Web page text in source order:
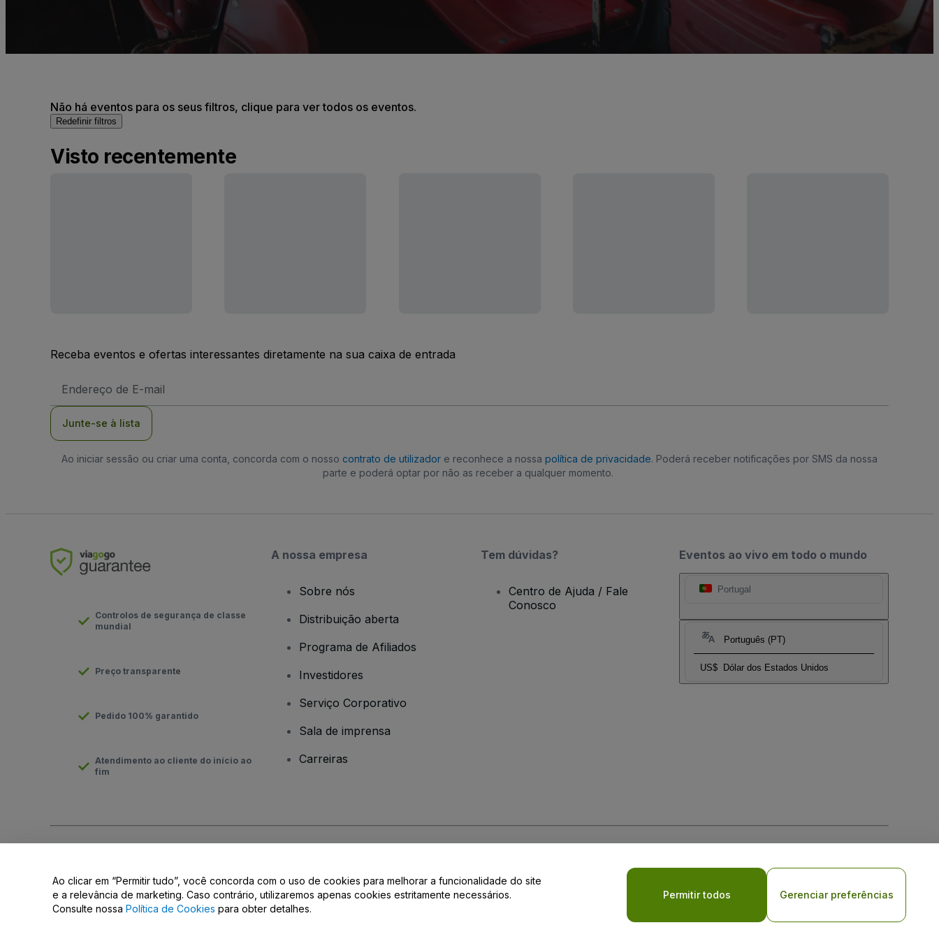
Não há eventos para os seus filtros, clique para ver todos os eventos.
Redefinir filtros
Visto recentemente
Receba eventos e ofertas interessantes diretamente na sua caixa de entrada
de
Junte-se à lista
Ao iniciar sessão ou criar uma conta, concorda com o nosso contrato de utilizador e reconhece a nossa política de privacidade. Poderá receber notificações por SMS da nossa
parte e poderá optar por não as receber a qualquer momento.
Eventos ao vivo em todo o mundo
Portugal
Português (PT)
US$ Dólar dos Estados Unidos
Controlos de segurança de classe
mundial
Preço transparente
Pedido 100% garantido
Atendimento ao cliente do início ao
fim
A nossa empresa
Sobre nós
Distribuição aberta
Programa de Afiliados
Investidores
Serviço Corporativo
Sala de imprensa
Carreiras
Tem dúvidas?
Centro de Ajuda / Fale
Conosco
Não partilhar as minhas informações pessoais/as suas opções de privacidade.
Ao clicar em “Permitir tudo”, você concorda com o uso de cookies para melhorar a funcionalidade do site
e a relevância de marketing. Caso contrário, utilizaremos apenas cookies estritamente necessários.
Consulte nossa Política de Cookies para obter detalhes.
Permitir todos Gerenciar preferências